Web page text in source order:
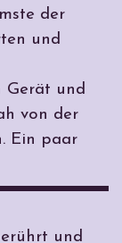
der
und
Gerät und
von der
Ein paar
und